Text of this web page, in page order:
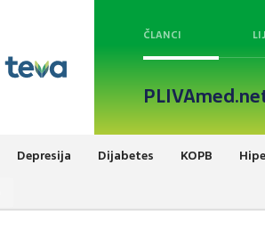
ČLANCI
Depresija Dijabetes KOPB